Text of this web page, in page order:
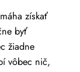
získať
byť
žiadne
vôbec nič,